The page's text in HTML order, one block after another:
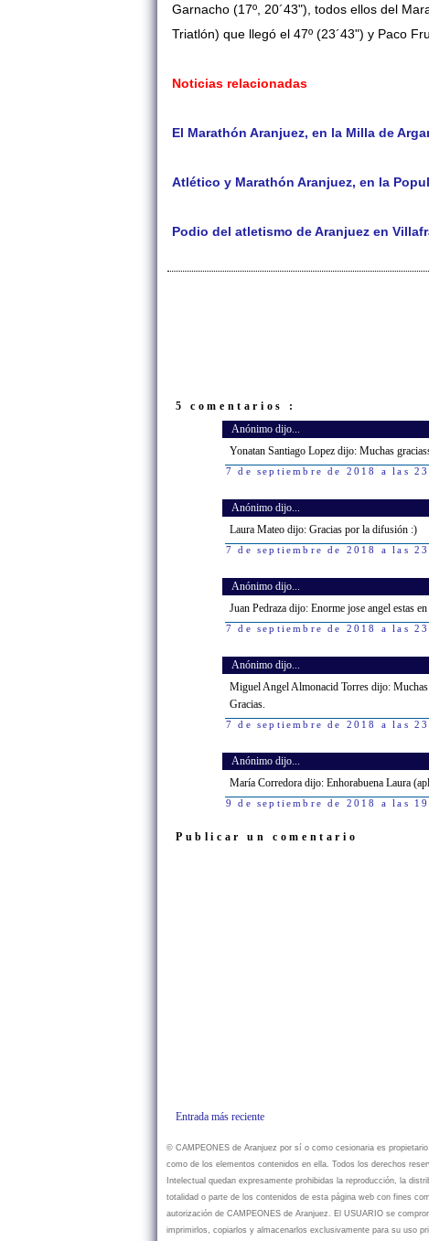
Garnacho (17º, 20´43"), todos ellos del
Triatlón) que llegó el 47º (23´43") y Paco
Noticias relacionadas
El Marathón Aranjuez, en la Milla de
Atlético y Marathón Aranjuez, en la
Podio del atletismo de Aranjuez en
5 comentarios :
Anónimo dijo...
Yonatan Santiago Lopez dijo: Muchas
7 de septiembre de 2018 a las
Anónimo dijo...
Laura Mateo dijo: Gracias por la difusión :)
7 de septiembre de 2018 a las
Anónimo dijo...
Juan Pedraza dijo: Enorme jose angel estas
7 de septiembre de 2018 a las
Anónimo dijo...
Miguel Angel Almonacid Torres dijo:
Gracias.
7 de septiembre de 2018 a las
Anónimo dijo...
María Corredora dijo: Enhorabuena Laura
9 de septiembre de 2018 a las
Publicar un comentario
Entrada más reciente
© CAMPEONES de Aranjuez por sí o como cesionaria es
como de los elementos contenidos en ella. Todos los derechos
Intelectual quedan expresamente prohibidas la reproducción, la
totalidad o parte de los contenidos de esta página web con fines
autorización de CAMPEONES de Aranjuez. El USUARIO se
imprimirlos, copiarlos y almacenarlos exclusivamente para su uso